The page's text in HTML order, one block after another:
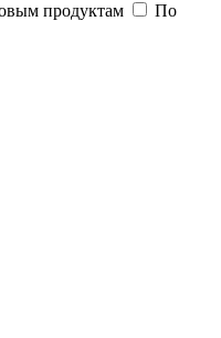
продуктам
По